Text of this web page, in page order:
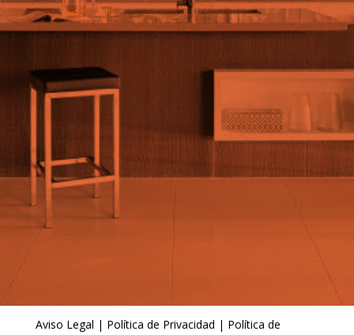
Aviso Legal | Política de Privacidad | Política de